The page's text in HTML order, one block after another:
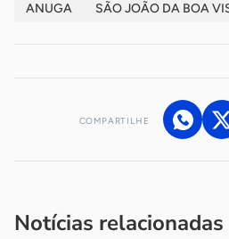
ANUGA SÃO JOÃO DA BOA
COMPARTILHE
Notícias relacionadas